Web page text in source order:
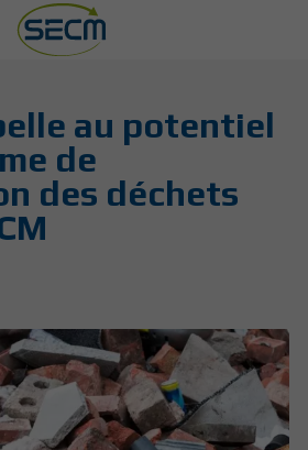
au potentiel
de
des déchets